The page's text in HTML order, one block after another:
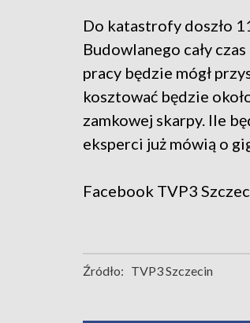
Do katastrofy doszło
Budowlanego cały
pracy będzie mógł
kosztować będzie
zamkowej skarpy. Ile
eksperci już mówią o
Facebook TVP3
Źródło: TVP3 Szczecin